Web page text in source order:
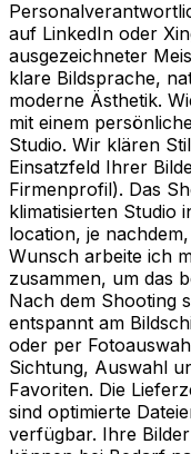
auf LinkedIn oder
ausgezeichneter
klare Bildsprache,
moderne Ästhetik.
mit einem
Studio. Wir klären
Einsatzfeld Ihrer
Firmenprofil). Das
klimatisierten Studio
location, je
Wunsch arbeite ich
zusammen, um das
Nach dem Shooting
entspannt am
oder per
Sichtung, Auswahl
Favoriten. Die
sind optimierte
verfügbar. Ihre